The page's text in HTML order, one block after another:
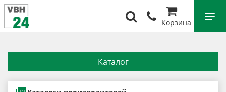
Корзина
Каталог